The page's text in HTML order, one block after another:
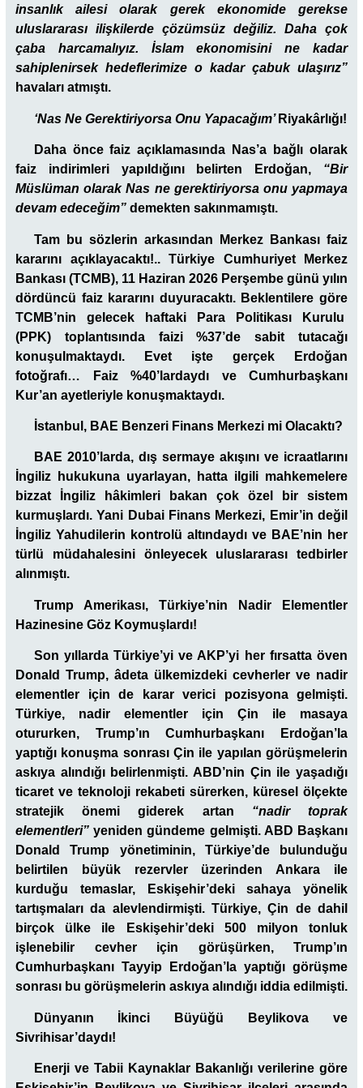
insanlık ailesi olarak gerek ekonomide gerekse
uluslararası ilişkilerde çözümsüz değiliz. Daha çok
çaba harcamalıyız. İslam ekonomisini ne kadar
sahiplenirsek hedeflerimize o kadar çabuk ulaşırız”
havaları atmıştı.
‘Nas Ne Gerektiriyorsa Onu Yapacağım’ Riyakârlığı!
Daha önce faiz açıklamasında Nas’a bağlı olarak
faiz indirimleri yapıldığını belirten Erdoğan, “Bir
Müslüman olarak Nas ne gerektiriyorsa onu yapmaya
devam edeceğim” demekten sakınmamıştı.
Tam bu sözlerin arkasından Merkez Bankası faiz
kararını açıklayacaktı!.. Türkiye Cumhuriyet Merkez
Bankası (TCMB), 11 Haziran 2026 Perşembe günü yılın
dördüncü faiz kararını duyuracaktı. Beklentilere göre
TCMB’nin gelecek haftaki Para Politikası Kurulu
(PPK) toplantısında faizi %37’de sabit tutacağı
konuşulmaktaydı. Evet işte gerçek Erdoğan
fotoğrafı… Faiz %40’lardaydı ve Cumhurbaşkanı
Kur’an ayetleriyle konuşmaktaydı.
İstanbul, BAE Benzeri Finans Merkezi mi Olacaktı?
BAE 2010’larda, dış sermaye akışını ve icraatlarını
İngiliz hukukuna uyarlayan, hatta ilgili mahkemelere
bizzat İngiliz hâkimleri bakan çok özel bir sistem
kurmuşlardı. Yani Dubai Finans Merkezi, Emir’in değil
İngiliz Yahudilerin kontrolü altındaydı ve BAE’nin her
türlü müdahalesini önleyecek uluslararası tedbirler
alınmıştı.
Trump Amerikası, Türkiye’nin Nadir Elementler
Hazinesine Göz Koymuşlardı!
Son yıllarda Türkiye’yi ve AKP’yi her fırsatta öven
Donald Trump, âdeta ülkemizdeki cevherler ve nadir
elementler için de karar verici pozisyona gelmişti.
Türkiye, nadir elementler için Çin ile masaya
otururken, Trump’ın Cumhurbaşkanı Erdoğan’la
yaptığı konuşma sonrası Çin ile yapılan görüşmelerin
askıya alındığı belirlenmişti. ABD’nin Çin ile yaşadığı
ticaret ve teknoloji rekabeti sürerken, küresel ölçekte
stratejik önemi giderek artan “nadir toprak
elementleri” yeniden gündeme gelmişti. ABD Başkanı
Donald Trump yönetiminin, Türkiye’de bulunduğu
belirtilen büyük rezervler üzerinden Ankara ile
kurduğu temaslar, Eskişehir’deki sahaya yönelik
tartışmaları da alevlendirmişti. Türkiye, Çin de dahil
birçok ülke ile Eskişehir’deki 500 milyon tonluk
işlenebilir cevher için görüşürken, Trump’ın
Cumhurbaşkanı Tayyip Erdoğan’la yaptığı görüşme
sonrası bu görüşmelerin askıya alındığı iddia edilmişti.
Dünyanın İkinci Büyüğü Beylikova ve
Sivrihisar’daydı!
Enerji ve Tabii Kaynaklar Bakanlığı verilerine göre